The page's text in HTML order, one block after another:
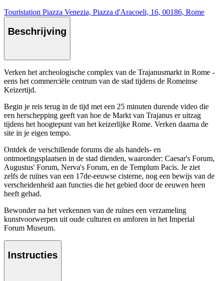
Touristation Piazza Venezia, Piazza d'Aracoeli, 16, 00186, Rome
Beschrijving
Verken het archeologische complex van de Trajanusmarkt in Rome -
eens het commerciële centrum van de stad tijdens de Romeinse
Keizertijd.
Begin je reis terug in de tijd met een 25 minuten durende video die
een herschepping geeft van hoe de Markt van Trajanus er uitzag
tijdens het hoogtepunt van het keizerlijke Rome. Verken daarna de
site in je eigen tempo.
Ontdek de verschillende forums die als handels- en
ontmoetingsplaatsen in de stad dienden, waaronder: Caesar's Forum,
Augustus' Forum, Nerva's Forum, en de Templum Pacis. Je ziet
zelfs de ruïnes van een 17de-eeuwse cisterne, nog een bewijs van de
verscheidenheid aan functies die het gebied door de eeuwen heen
heeft gehad.
Bewonder na het verkennen van de ruïnes een verzameling
kunstvoorwerpen uit oude culturen en amforen in het Imperial
Forum Museum.
Instructies